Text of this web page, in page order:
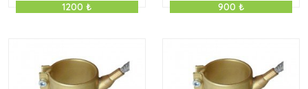
1200 ₺ 900 ₺